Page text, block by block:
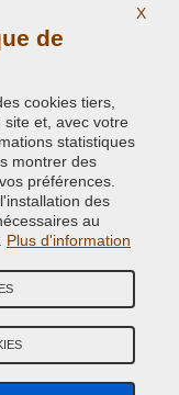
Reserved.
X
de
cookies tiers,
et, avec votre
statistiques
montrer des
préférences.
des
au
Plus d'information